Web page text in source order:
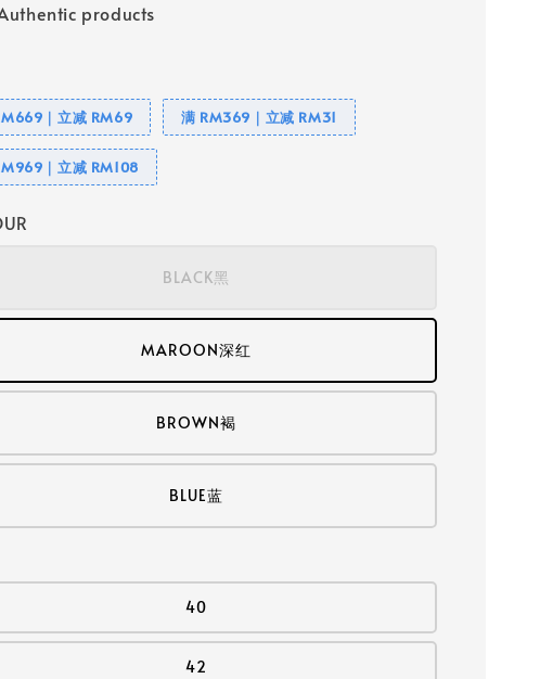
products
｜立减 RM69 满 RM369｜立减 RM31
｜立减 RM108
BLACK黑
MAROON深红
BROWN褐
BLUE蓝
40
42